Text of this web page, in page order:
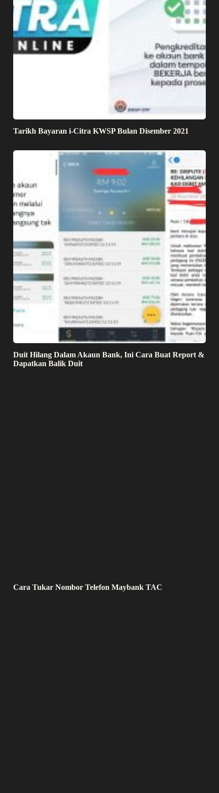
Tarikh Bayaran i-Citra KWSP Bulan Disember 2021
Duit Hilang Dalam Akaun Bank, Ini Cara Buat Report &
Dapatkan Balik Duit
Cara Tukar Nombor Telefon Maybank TAC